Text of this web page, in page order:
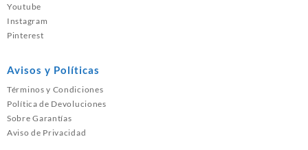
Youtube
Instagram
Pinterest
Avisos y Políticas
Términos y Condiciones
Política de Devoluciones
Sobre Garantías
Aviso de Privacidad